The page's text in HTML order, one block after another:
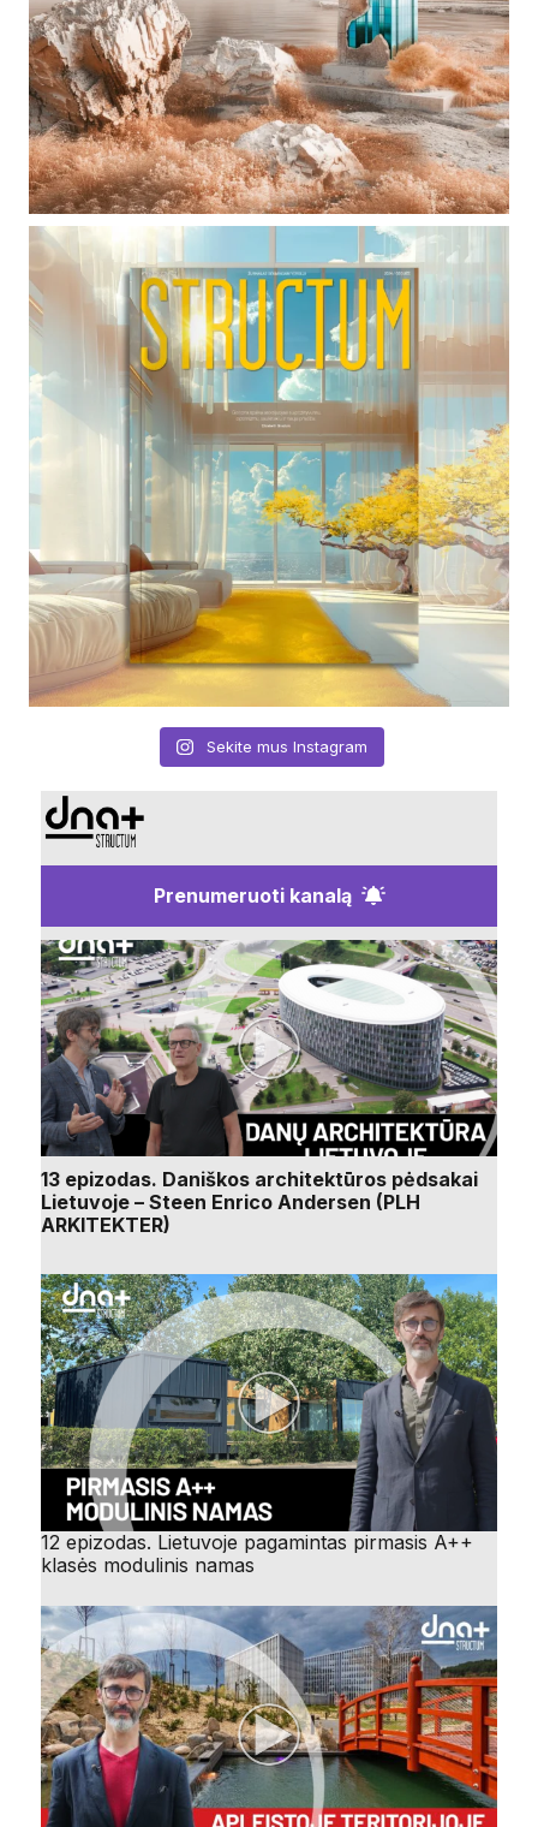
Sekite mus Instagram
Prenumeruoti kanalą
13 epizodas. Daniškos architektūros pėdsakai
Lietuvoje – Steen Enrico Andersen (PLH
ARKITEKTER)
12 epizodas. Lietuvoje pagamintas pirmasis A++
klasės modulinis namas